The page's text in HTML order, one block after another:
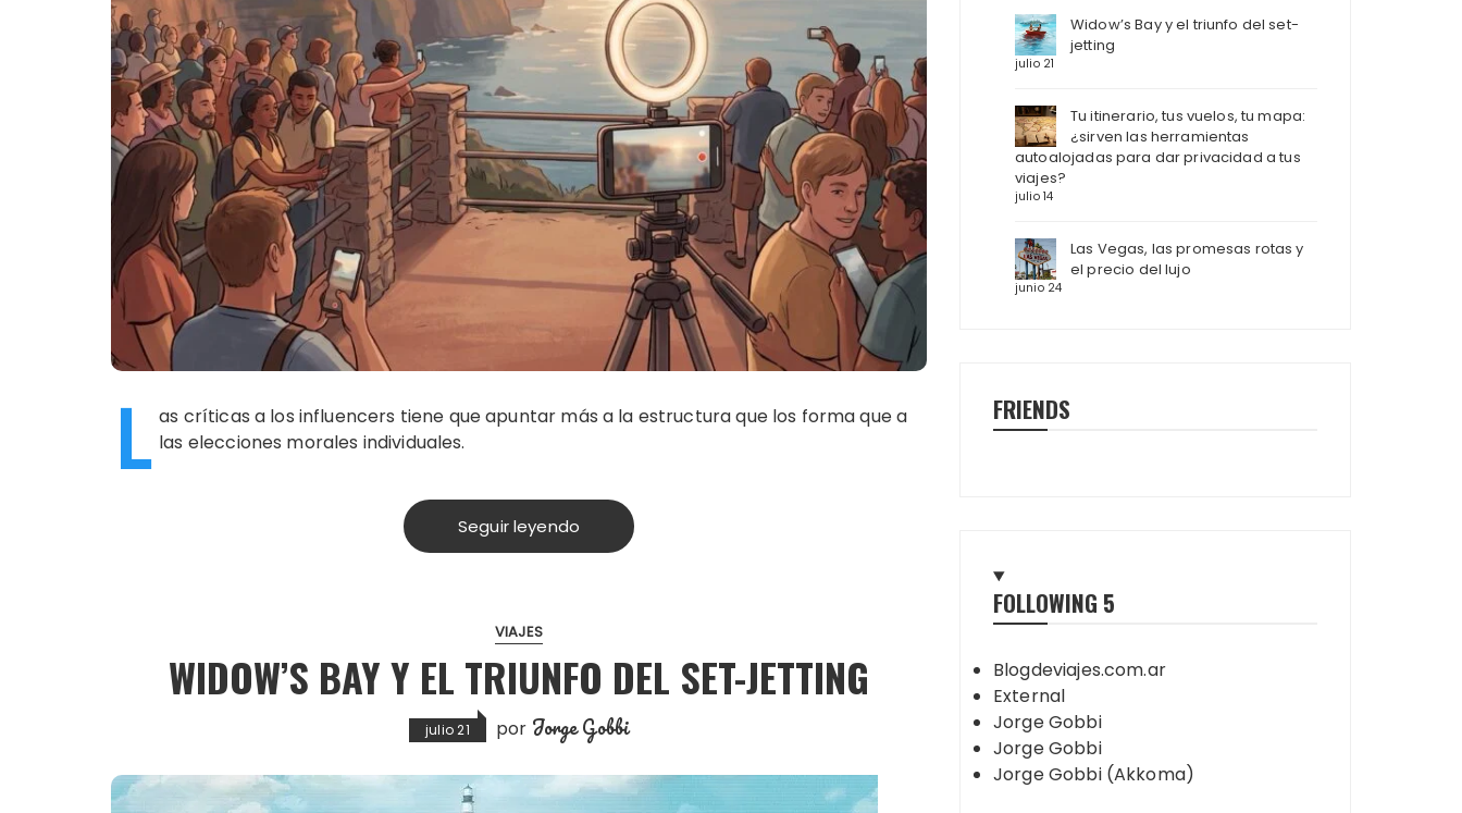
L as críticas a los influencers tiene que apuntar más a la estructura que los forma que a
las elecciones morales individuales.
Seguir leyendo
VIAJES
WIDOW’S BAY Y EL TRIUNFO DEL SET-JETTING
julio 21 por Jorge Gobbi
Widow’s Bay y el triunfo del set-
jetting
julio 21
Tu itinerario, tus vuelos, tu mapa:
¿sirven las herramientas
autoalojadas para dar privacidad a tus
viajes?
julio 14
Las Vegas, las promesas rotas y
el precio del lujo
junio 24
FRIENDS
FOLLOWING 5
Blogdeviajes.com.ar
External
Jorge Gobbi
Jorge Gobbi
Jorge Gobbi (Akkoma)